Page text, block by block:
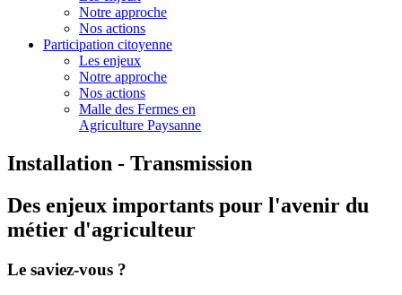
Notre approche
Nos actions
Participation citoyenne
Les enjeux
Notre approche
Nos actions
Malle des Fermes en
Agriculture Paysanne
Installation - Transmission
Des enjeux importants pour l'avenir du
métier d'agriculteur
Le saviez-vous ?